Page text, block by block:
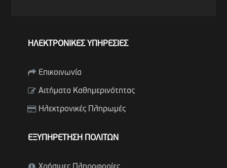
ΗΛΕΚΤΡΟΝΙΚΕΣ ΥΠΗΡΕΣΙΕΣ
Επικοινωνία
Αιτήματα Καθημερινότητας
Ηλεκτρονικές Πληρωμές
ΕΞΥΠΗΡΕΤΗΣΗ ΠΟΛΙΤΩΝ